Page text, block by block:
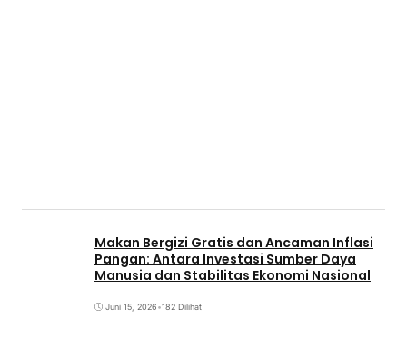
Makan Bergizi Gratis dan Ancaman Inflasi
Pangan: Antara Investasi Sumber Daya
Manusia dan Stabilitas Ekonomi Nasional
Juni 15, 2026•182 Dilihat